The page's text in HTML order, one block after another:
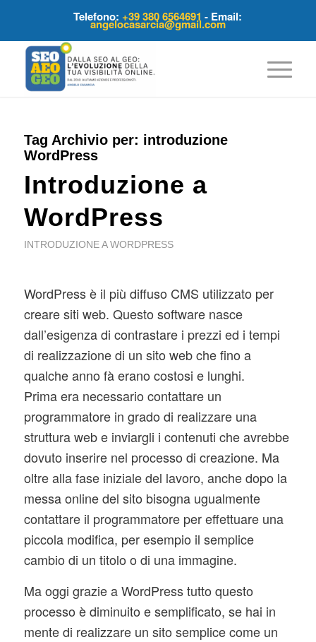
Telefono:+39 380 6564691 - Email:
angelocasarcia@gmail.com
Tag Archivio per: introduzione
WordPress
Introduzione a
WordPress
INTRODUZIONE A WORDPRESS
WordPress è il più diffuso CMS utilizzato per
creare siti web. Questo software nasce
dall’esigenza di contrastare i prezzi ed i tempi
di realizzazione di un sito web che fino a
qualche anno fà erano costosi e lunghi.
Prima era necessario contattare un
programmatore in grado di realizzare una
struttura web e inviargli i contenuti che avrebbe
dovuto inserire nel processo di creazione. Ma
oltre alla fase iniziale del lavoro, anche dopo la
messa online del sito bisogna ugualmente
contattare il programmatore per effettuare una
piccola modifica, per esempio il semplice
cambio di un titolo o di una immagine.
Ma oggi grazie a WordPress tutto questo
processo è diminuito e semplificato, se hai in
mente di realizzare un sito semplice come un